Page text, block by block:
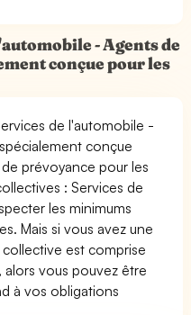
- Agents de
conçue pour les
de l'automobile -
conçue
prévoyance pour les
: Services de
les minimums
Mais si vous avez une
est comprise
alors vous pouvez être
à vos obligations